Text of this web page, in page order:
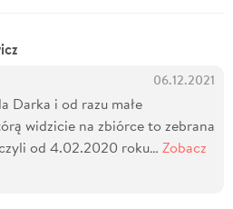
06.12.2021
Darka i od razu małe
widzicie na zbiórce to zebrana
od 4.02.2020 roku… Zobacz